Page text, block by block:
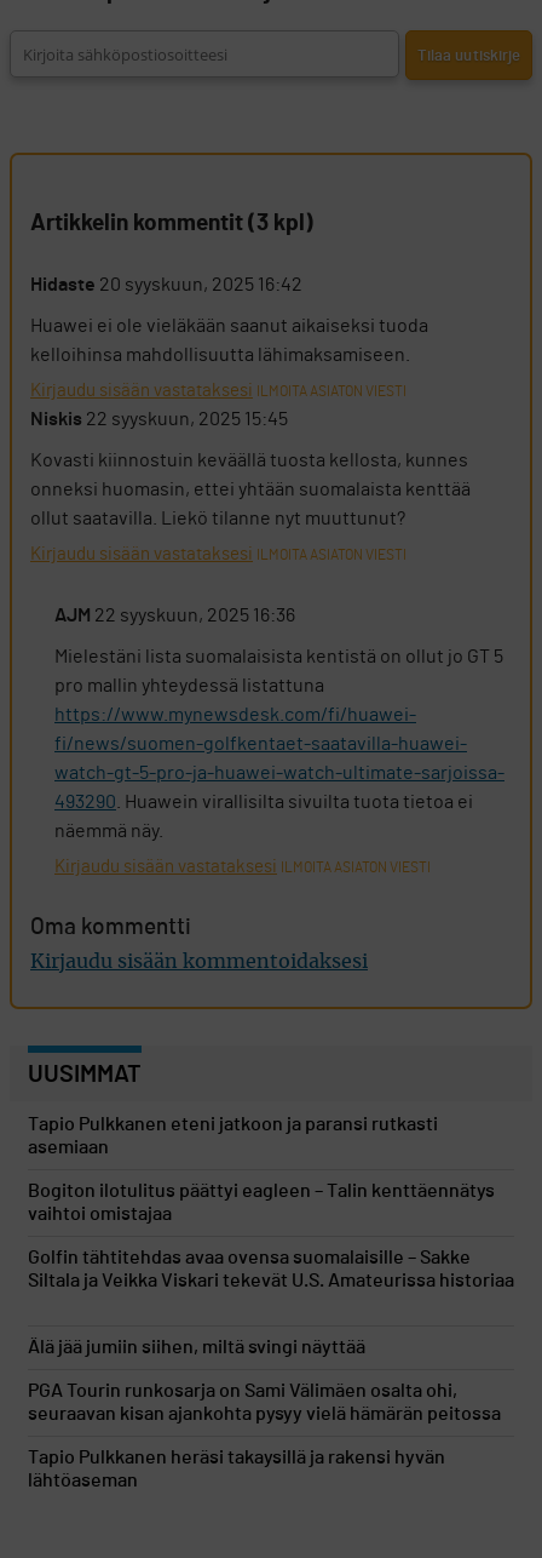
Artikkelin kommentit (3 kpl)
Hidaste 20 syyskuun, 2025 16:42
Huawei ei ole vieläkään saanut aikaiseksi tuoda
kelloihinsa mahdollisuutta lähimaksamiseen.
Kirjaudu sisään vastataksesi ILMOITA ASIATON VIESTI
Niskis 22 syyskuun, 2025 15:45
Kovasti kiinnostuin keväällä tuosta kellosta, kunnes
onneksi huomasin, ettei yhtään suomalaista kenttää
ollut saatavilla. Liekö tilanne nyt muuttunut?
Kirjaudu sisään vastataksesi ILMOITA ASIATON VIESTI
AJM 22 syyskuun, 2025 16:36
Mielestäni lista suomalaisista kentistä on ollut jo GT 5
pro mallin yhteydessä listattuna
https://www.mynewsdesk.com/fi/huawei-
fi/news/suomen-golfkentaet-saatavilla-huawei-
watch-gt-5-pro-ja-huawei-watch-ultimate-sarjoissa-
493290 . Huawein virallisilta sivuilta tuota tietoa ei
näemmä näy.
Kirjaudu sisään vastataksesi ILMOITA ASIATON VIESTI
Oma kommentti
Kirjaudu sisään kommentoidaksesi
UUSIMMAT
Tapio Pulkkanen eteni jatkoon ja paransi rutkasti
asemiaan
Bogiton ilotulitus päättyi eagleen – Talin kenttäennätys
vaihtoi omistajaa
Golfin tähtitehdas avaa ovensa suomalaisille – Sakke
Siltala ja Veikka Viskari tekevät U.S. Amateurissa historiaa
Älä jää jumiin siihen, miltä svingi näyttää
PGA Tourin runkosarja on Sami Välimäen osalta ohi,
seuraavan kisan ajankohta pysyy vielä hämärän peitossa
Tapio Pulkkanen heräsi takaysillä ja rakensi hyvän
lähtöaseman